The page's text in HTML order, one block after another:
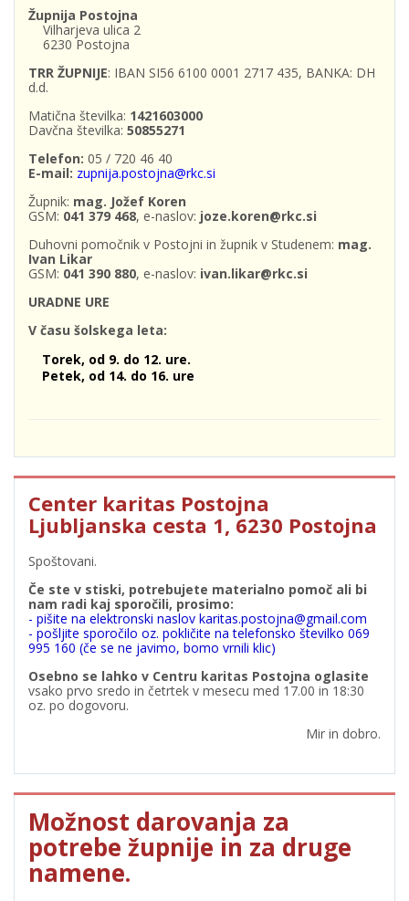
Župnija Postojna
Vilharjeva ulica 2
6230 Postojna
TRR ŽUPNIJE: IBAN SI56 6100 0001 2717 435, BANKA: DH
d.d.
Matična številka: 1421603000
Davčna številka: 50855271
Telefon: 05 / 720 46 40
E-mail: zupnija.postojna@rkc.si
Župnik: mag. Jožef Koren
GSM: 041 379 468, e-naslov: joze.koren@rkc.si
Duhovni pomočnik v Postojni in župnik v Studenem: mag.
Ivan Likar
GSM: 041 390 880, e-naslov: ivan.likar@rkc.si
URADNE URE
V času šolskega leta:
Torek, od 9. do 12. ure.
Petek, od 14. do 16. ure
Center karitas Postojna
Ljubljanska cesta 1, 6230 Postojna
Spoštovani.
Če ste v stiski, potrebujete materialno pomoč ali bi
nam radi kaj sporočili, prosimo:
- pišite na elektronski naslov karitas.postojna@gmail.com
- pošljite sporočilo oz. pokličite na telefonsko številko 069
995 160 (če se ne javimo, bomo vrnili klic)
Osebno se lahko v Centru karitas Postojna oglasite
vsako prvo sredo in četrtek v mesecu med 17.00 in 18:30
oz. po dogovoru.
Mir in dobro.
Možnost darovanja za
potrebe župnije in za druge
namene.